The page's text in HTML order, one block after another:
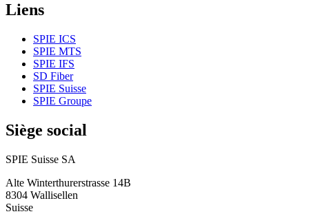
Liens
SPIE ICS
SPIE MTS
SPIE IFS
SD Fiber
SPIE Suisse
SPIE Groupe
Siège social
SPIE Suisse SA
Alte Winterthurerstrasse 14B
8304 Wallisellen
Suisse